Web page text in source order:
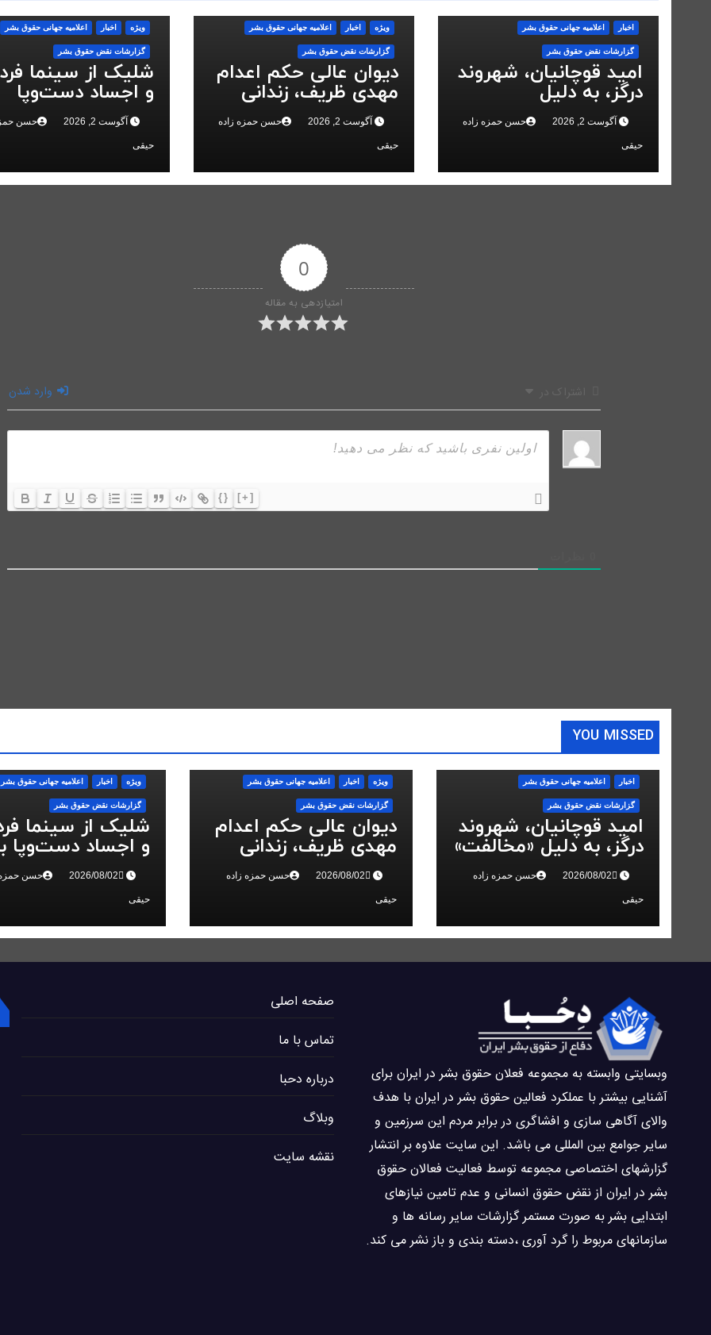
اخبار اعلاميه جهانی حقوق بشر
گزارشات نقض حقوق بشر
امید قوچانیان، شهروند
درگز، به دلیل
«مخالفت» با حکومت
به ۵ سال زندان محکوم
شد
آگوست 2, 2026 حسن حمزه زاده
حیقی
ویژه اخبار اعلاميه جهانی حقوق بشر
گزارشات نقض حقوق بشر
دیوان عالی حکم اعدام
مهدی ظریف، زندانی
انقلاب ملی، را تایید
کردآگوست 2, 2026 حسن حمزه زاده
حیقی
ویژه اخبار اعلاميه جهانی حقوق بشر
گزارشات نقض حقوق بشر
شلیک از سینما
و اجساد دست‌وپا
بسته؛ سرکوب
ملی در البرز
آگوست 2, 2026 حسن
حیقی
0
امتیازدهی به مقاله
اشتراک در وارد شدن
{} [+]
YOU MISSED
اخبار اعلاميه جهانی حقوق بشر
گزارشات نقض حقوق بشر
امید قوچانیان، شهروند
درگز، به دلیل «مخالفت»
با حکومت به ۵ سال
زندان محکوم شدحسن حمزه زاده
حیقی
ویژه اخبار اعلاميه جهانی حقوق بشر
گزارشات نقض حقوق بشر
دیوان عالی حکم اعدام
مهدی ظریف، زندانی
انقلاب ملی، را تایید کرد
حسن حمزه زاده
حیقی
ویژه اخبار اعلاميه جهانی حقوق بشر
گزارشات نقض حقوق بشر
شلیک از سینما
و اجساد دست‌وپا
سرکوب انقلاب ملی
البرز حسن حمزه
حیقی
وبسايتى وابسته به مجموعه فعلان حقوق بشر در ایران برای
آشنایی بيشتر با عملکرد فعالین حقوق بشر در ایران با هدف
والاى آگاهى سازی و افشاگرى در برابر مردم این سرزمین و
ساير جوامع بین المللى می باشد. این سایت علاوه بر انتشار
گزارشهای اختصاصی مجموعه توسط فعاليت فعالان حقوق
بشر در ایران از نقض حقوق انسانی و عدم تامین نیازهای
ابتدایی بشر به صورت مستمر گزارشات سایر رسانه ها و
سازمانهای مربوط را گرد آوری ،دسته بندی و باز نشر می كند.
صفحه اصلی
تماس با ما
درباره دحبا
وبلاگ
نقشه سایت